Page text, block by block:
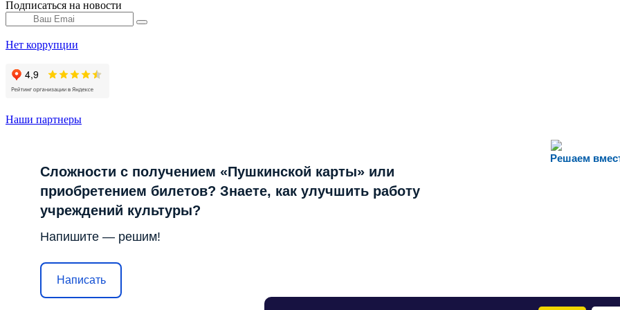
Подписаться на новости
Нет коррупции
Наши партнеры
Решаем
Сложности с получением «Пушкинской карты» или
приобретением билетов? Знаете, как улучшить работу
учреждений культуры?
Напишите — решим!
Написать